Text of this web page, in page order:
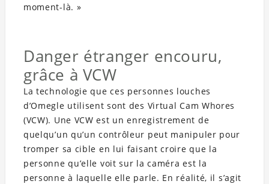
moment-là. »
Danger étranger encouru,
grâce à VCW
La technologie que ces personnes louches
d’Omegle utilisent sont des Virtual Cam Whores
(VCW). Une VCW est un enregistrement de
quelqu’un qu’un contrôleur peut manipuler pour
tromper sa cible en lui faisant croire que la
personne qu’elle voit sur la caméra est la
personne à laquelle elle parle. En réalité, il s’agit